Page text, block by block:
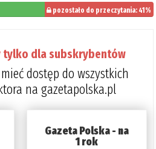
pozostało do przeczytania: 41%
tylko dla subskrybentów
dostęp do wszystkich
na gazetapolska.pl
Gazeta Polska - na
1 rok